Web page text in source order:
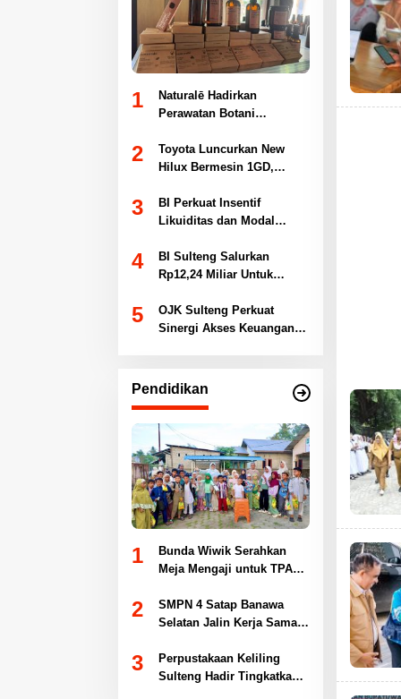
1
Naturalē Hadirkan
Perawatan Botani
Keberlanjutan
2
Toyota Luncurkan New
Hilux Bermesin 1GD,
Bertenaga
3
BI Perkuat Insentif
Likuiditas dan Modal
Jadi Prioritas
4
BI Sulteng Salurkan
Rp12,24 Miliar Untuk
5
OJK Sulteng Perkuat
Sinergi Akses Keuangan
Pendidikan
1
Bunda Wiwik Serahkan
Meja Mengaji untuk TPA
2
SMPN 4 Satap Banawa
Selatan Jalin Kerja Sama
Sulteng
3
Perpustakaan Keliling
Sulteng Hadir Tingkatkan